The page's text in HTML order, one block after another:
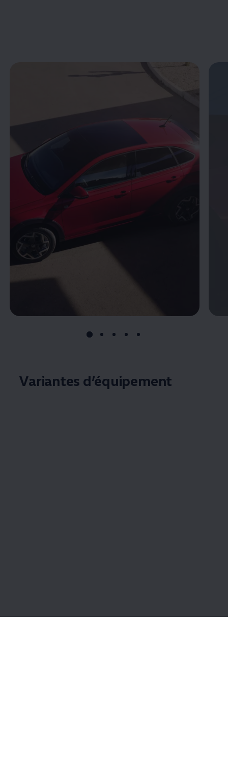
Variantes d’équipement